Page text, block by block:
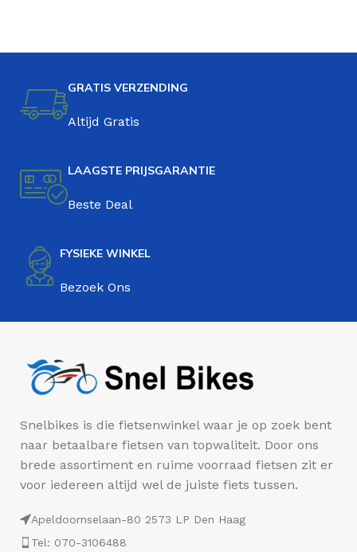
GRATIS VERZENDING
Altijd Gratis
LAAGSTE PRIJSGARANTIE
Beste Deal
FYSIEKE WINKEL
Bezoek Ons
Snelbikes is die fietsenwinkel waar je op zoek bent
naar betaalbare fietsen van topwaliteit. Door ons
brede assortiment en ruime voorraad fietsen zit er
voor iedereen altijd wel de juiste fiets tussen.
Apeldoornselaan-80 2573 LP Den Haag
Tel: 070-3106488